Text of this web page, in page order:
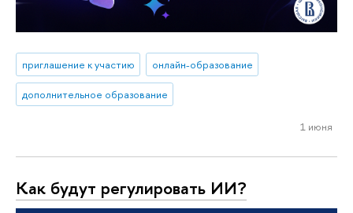
приглашение к участию онлайн-образование
дополнительное образование
1 июня
Как будут регулировать ИИ?